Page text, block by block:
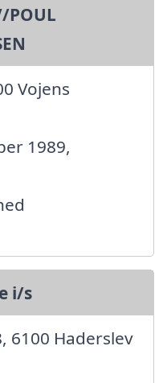
POUL
Vojens
1989,
i/s
6100 Haderslev